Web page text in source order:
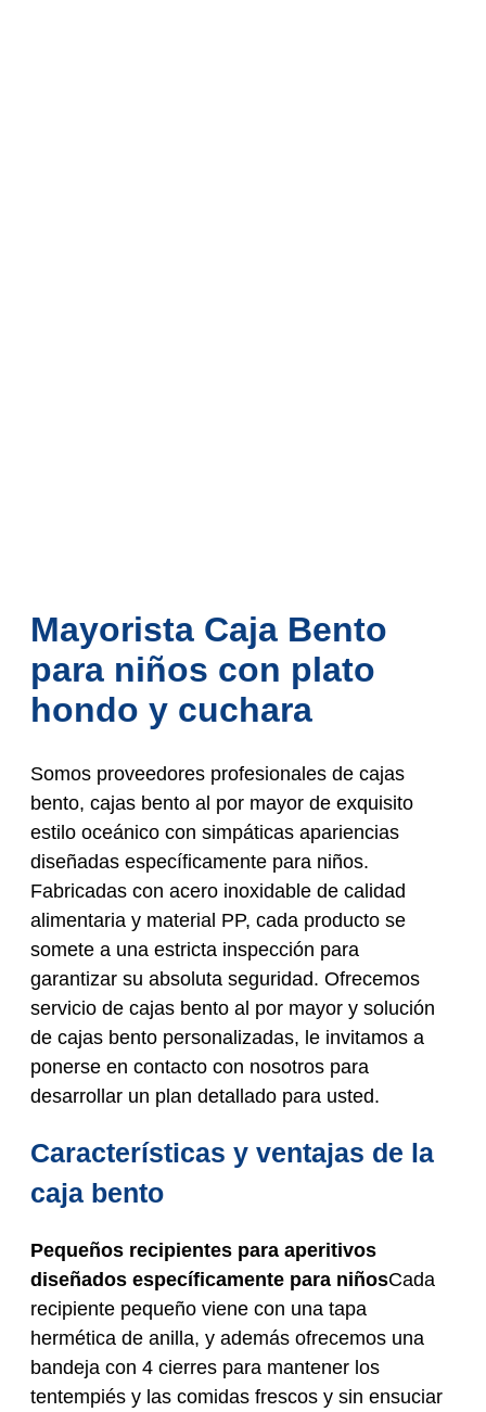
Mayorista Caja Bento
para niños con plato
hondo y cuchara
Somos proveedores profesionales de cajas
bento, cajas bento al por mayor de exquisito
estilo oceánico con simpáticas apariencias
diseñadas específicamente para niños.
Fabricadas con acero inoxidable de calidad
alimentaria y material PP, cada producto se
somete a una estricta inspección para
garantizar su absoluta seguridad. Ofrecemos
servicio de cajas bento al por mayor y solución
de cajas bento personalizadas, le invitamos a
ponerse en contacto con nosotros para
desarrollar un plan detallado para usted.
Características y ventajas de la
caja bento
Pequeños recipientes para aperitivos
diseñados específicamente para niñosCada
recipiente pequeño viene con una tapa
hermética de anilla, y además ofrecemos una
bandeja con 4 cierres para mantener los
tentempiés y las comidas frescos y sin ensuciar